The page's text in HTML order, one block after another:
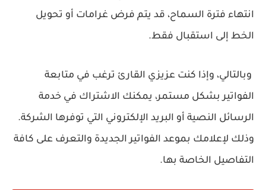
انتهاء فترة السماح، قد يتم فرض غرامات أو تحويل
الخط إلى استقبال فقط.
وبالتالي، وإذا كنت عزيزي القارئ ترغب في متابعة
الفواتير بشكل مستمر، يمكنك الاشتراك في خدمة
الرسائل النصية أو البريد الإلكتروني التي توفرها الشركة.
وذلك لإعلامك بموعد الفواتير الجديدة والتعرف على كافة
التفاصيل الخاصة بها.